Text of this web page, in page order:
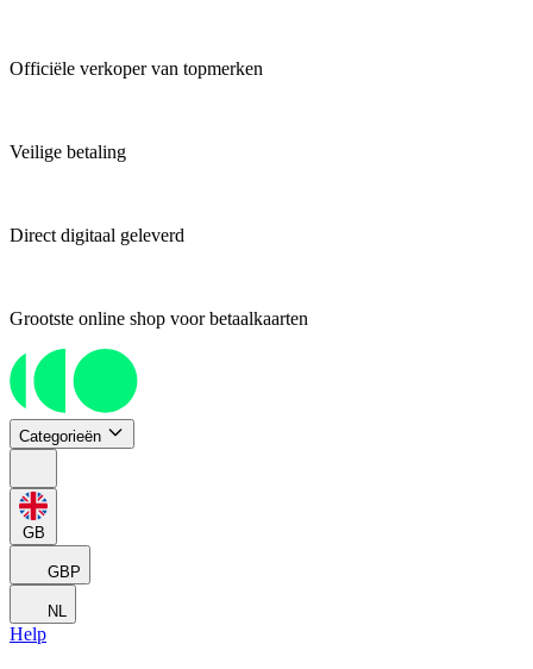
Officiële verkoper van topmerken
Veilige betaling
Direct digitaal geleverd
Grootste online shop voor betaalkaarten
Categorieën
GB
GBP
NL
Help